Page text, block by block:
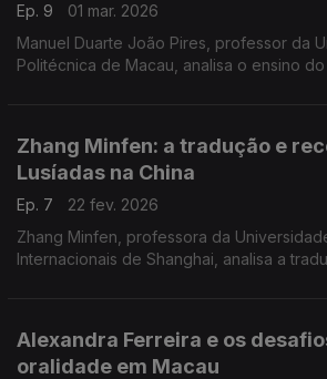
Ep. 9
01 mar. 2026
Manuel Duarte João Pires, professor da
Politécnica de Macau, analisa o ensino
Zhang Minfen: a tradução e
Lusíadas na China
Ep. 7
22 fev. 2026
Zhang Minfen, professora da
Internacionais de Shanghai, analisa a
Alexandra Ferreira e os
oralidade em Macau